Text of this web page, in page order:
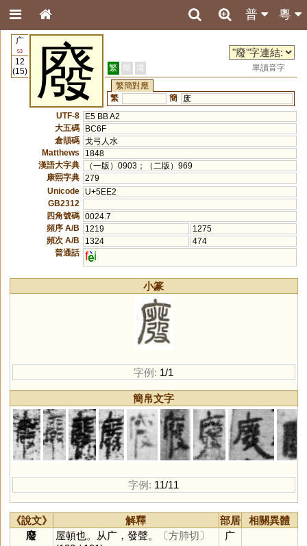
粵
普
广
53
12
(15)
廢 繁 簡 港
單讀音字
繁簡對應
繁
簡
废
UTF-8
E5 BB A2
大五碼
BC6F
倉頡碼 戈弓人水
Matthews
1848
漢語大字典
（一版）0903；（二版）969
康熙字典 279
Unicode
U+5EE2
GB2312
四角號碼 0024.7
頻序 A/B
1219
1275
頻次 A/B
1324
474
普通話 f i
小篆
字例: 1/1
簡帛文字
字例: 11/11
《說文》 解釋 部居
相關異體
廢
屋頓也。从广，發聲。
〔方肺切〕
广